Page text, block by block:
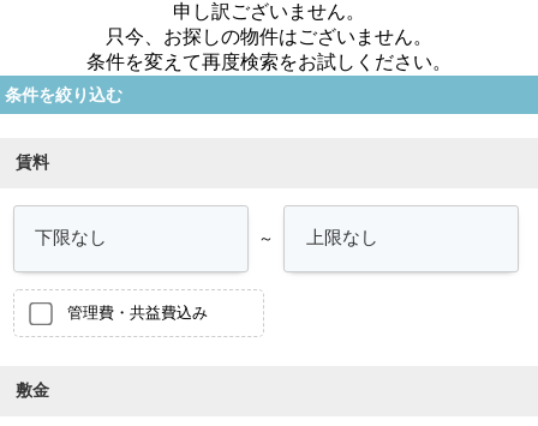
申し訳ございません。
只今、お探しの物件はございません。
条件を変えて再度検索をお試しください。
条件を絞り込む
賃料
～
管理費・共益費込み
敷金